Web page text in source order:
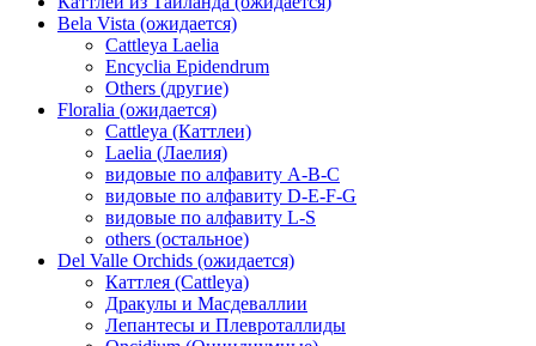
Bela Vista (ожидается)
Cattleya Laelia
Encyclia Epidendrum
Others (другие)
Floralia (ожидается)
Cattleya (Каттлеи)
Laelia (Лаелия)
видовые по алфавиту A-B-C
видовые по алфавиту D-E-F-G
видовые по алфавиту L-S
others (остальное)
Del Valle Orchids (ожидается)
Каттлея (Cattleya)
Дракулы и Масдеваллии
Лепантесы и Плевроталлиды